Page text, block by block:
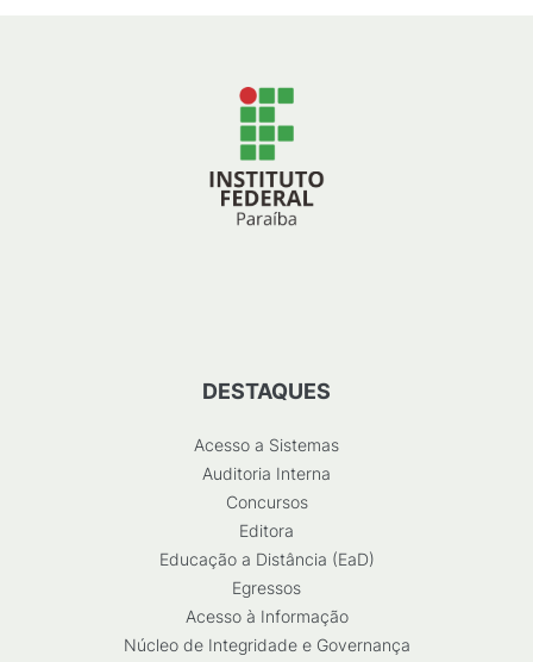
DESTAQUES
Acesso a Sistemas
Auditoria Interna
Concursos
Editora
Educação a Distância (EaD)
Egressos
Acesso à Informação
Núcleo de Integridade e Governança